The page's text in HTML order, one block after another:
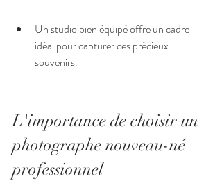
Un studio bien équipé offre un cadre
idéal pour capturer ces précieux
souvenirs.
L'importance de choisir un
photographe nouveau-né
professionnel